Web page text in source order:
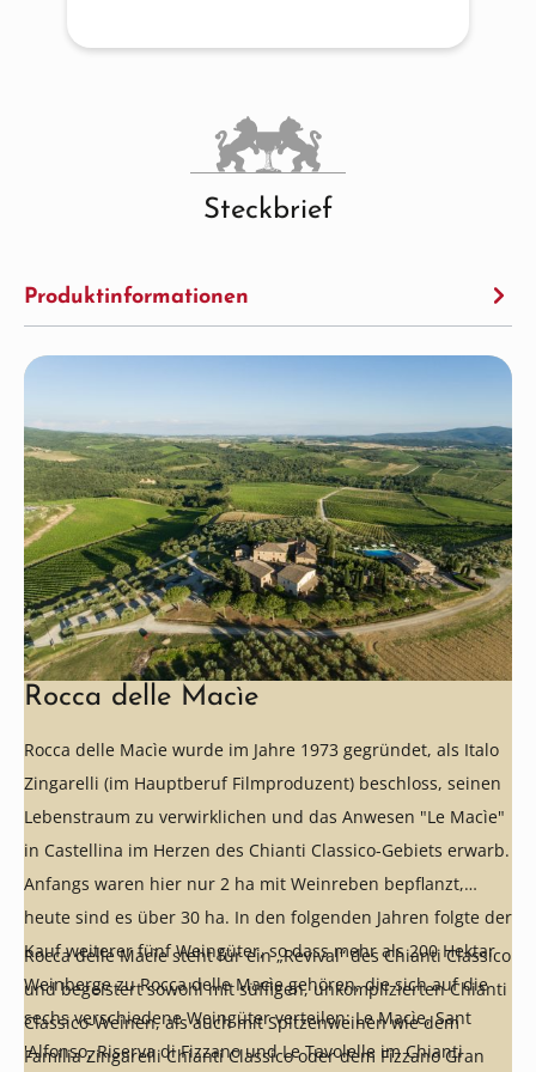
Steckbrief
Produktinformationen
Rocca delle Macìe
Rocca delle Macìe wurde im Jahre 1973 gegründet, als Italo
Zingarelli (im Hauptberuf Filmproduzent) beschloss, seinen
Lebenstraum zu verwirklichen und das Anwesen "Le Macìe"
in Castellina im Herzen des Chianti Classico-Gebiets erwarb.
Anfangs waren hier nur 2 ha mit Weinreben bepflanzt,
heute sind es über 30 ha. In den folgenden Jahren folgte der
Kauf weiterer fünf Weingüter, so dass mehr als 200 Hektar
Weinberge zu Rocca delle Macìe gehören, die sich auf die
sechs verschiedene Weingüter verteilen: Le Macìe, Sant
'Alfonso, Riserva di Fizzano und Le Tavolelle im Chianti
Rocca delle Macìe steht für ein „Revival“ des Chianti Classico
und begeistert sowohl mit süffigen, unkomplizierten Chianti
Classico-Weinen, als auch mit Spitzenweinen wie dem
Familia Zingarelli Chianti Classico oder dem Fizzano Gran